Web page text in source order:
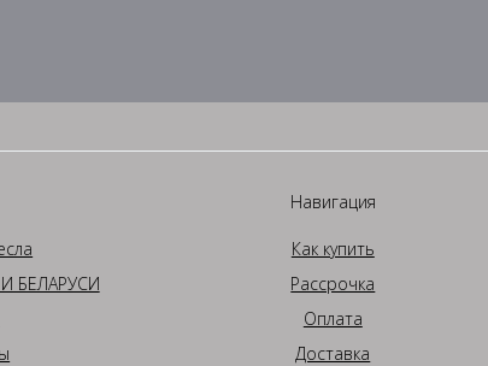
БЕЛАРУСИ
Навигация
Как купить
Рассрочка
Оплата
Доставка